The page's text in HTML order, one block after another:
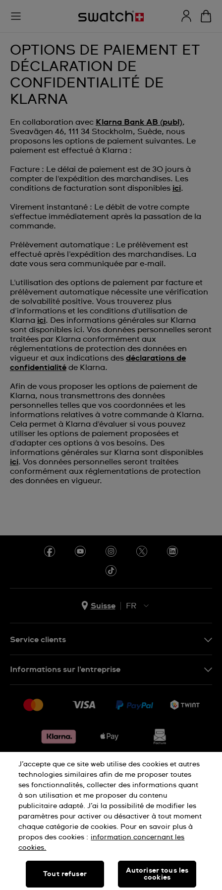
OPTIONS DE PAIEMENT ET
DÉCLARATION DE
CONFIDENTIALITÉ DE
KLARNA
En collaboration avec Klarna Bank AB (publ),
Sveavägen 46, 111 34 Stockholm, Suède, nous
proposons les options de paiement suivantes. Le
paiement est effectué à Klarna :
Facture : Le délai de paiement est de 30 jours à
compter de l'expédition des marchandises. Les
conditions de facturation sont disponibles ici.
Virement instantané : Le débit de votre compte
s'effectue immédiatement après la passation de la
commande.
Prélèvement automatique : Le prélèvement est
effectué après l'expédition des marchandises. La
date vous sera communiquée par e-mail.
L'utilisation des options de paiement par facture et
prélèvement automatique nécessite une vérification
de solvabilité positive. Vous trouverez plus
d'informations et les conditions d'utilisation de
Klarna ici. Des informations générales sur Klarna
sont disponibles ici. Vos données personnelles seront
traitées par Klarna conformément aux
réglementations de protection des données en
vigueur et aux indications des déclarations de
confidentialité de Klarna.
Afin de vous proposer les options de paiement de
Klarna, nous transmettrons des données
personnelles telles que vos coordonnées et les
informations relatives à votre commande à Klarna.
Cela permet à Klarna d'évaluer si vous pouvez
utiliser les options de paiement proposées et
d'adapter ces options à vos besoins. Des
informations générales sur Klarna sont disponibles
ici. Vos données personnelles seront traitées
conformément aux réglementations de protection
des données en vigueur.
Suisse
FR
IT
Service clients
Retours
Conditions de vente
Informations sur l'entreprise
Jobs
Déclaration de confidentialité
Déclaration concernant les cookies
Conditions d'utilisation Mentions légales
SWISS MADE
J’accepte que ce site web utilise des cookies et autres
technologies similaires afin de me proposer toutes
ses fonctionnalités, collecter des informations quant
à son utilisation et me proposer du contenu
publicitaire adapté. J’ai la possibilité de modifier les
paramètres pour activer ou désactiver à tout moment
chaque catégorie de cookies. Pour en savoir plus à
propos des cookies : information concernant les
cookies.
Tout refuser
Autoriser tous les
cookies